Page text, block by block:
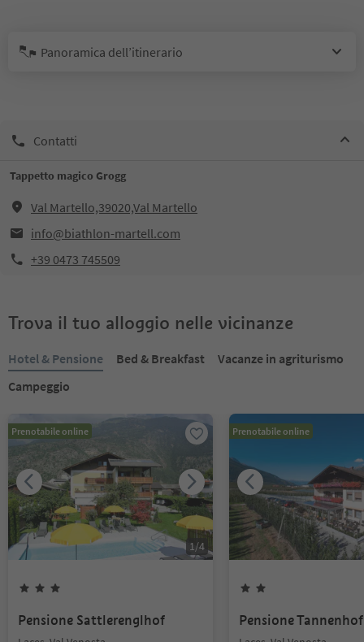
Panoramica dell’itinerario
Contatti
Tappetto magico Grogg
Val Martello,39020,Val Martello
info@biathlon-martell.com
+39 0473 745509
Trova il tuo alloggio nelle vicinanze
Hotel & Pensione Bed & Breakfast
Vacanze in agriturismo
Campeggio
Prenotabile online
1/4
Pensione Sattlerenglhof
Prenotabile online
Pensione Tannenhof